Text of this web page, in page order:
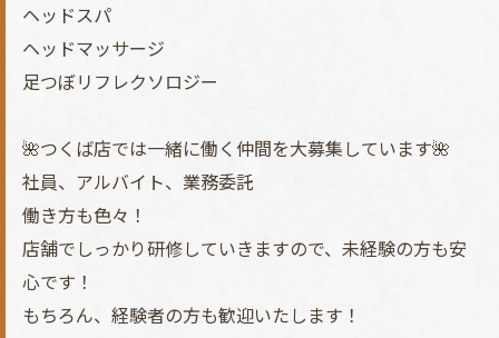
ヘッドスパ
ヘッドマッサージ
足つぼリフレクソロジー
🌺つくば店では一緒に働く仲間を大募集しています🌺
社員、アルバイト、業務委託
働き方も色々！
店舗でしっかり研修していきますので、未経験の方も安
心です！
もちろん、経験者の方も歓迎いたします！